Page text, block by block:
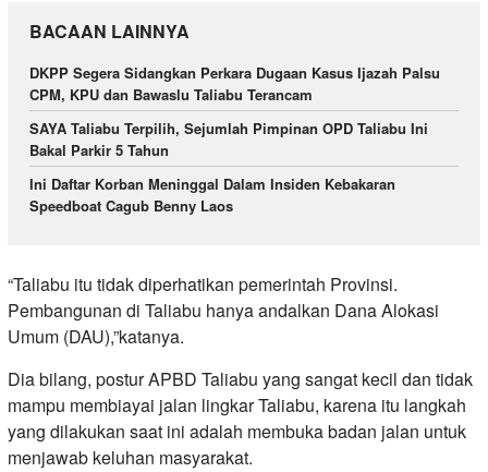
BACAAN LAINNYA
DKPP Segera Sidangkan Perkara Dugaan Kasus Ijazah Palsu
CPM, KPU dan Bawaslu Taliabu Terancam
SAYA Taliabu Terpilih, Sejumlah Pimpinan OPD Taliabu Ini
Bakal Parkir 5 Tahun
Ini Daftar Korban Meninggal Dalam Insiden Kebakaran
Speedboat Cagub Benny Laos
“Taliabu itu tidak diperhatikan pemerintah Provinsi.
Pembangunan di Taliabu hanya andalkan Dana Alokasi
Umum (DAU),”katanya.
Dia bilang, postur APBD Taliabu yang sangat kecil dan tidak
mampu membiayai jalan lingkar Taliabu, karena itu langkah
yang dilakukan saat ini adalah membuka badan jalan untuk
menjawab keluhan masyarakat.